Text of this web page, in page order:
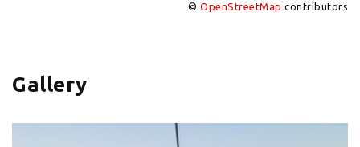
© OpenStreetMap contributors
Gallery